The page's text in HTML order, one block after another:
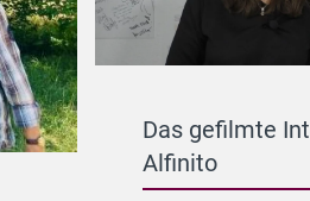
Das gefilmte
Alfinito